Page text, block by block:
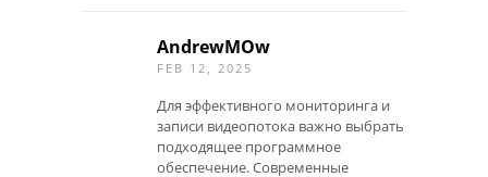
AndrewMOw
FEB 12, 2025
Для эффективного мониторинга и
записи видеопотока важно выбрать
подходящее программное
обеспечение. Современные